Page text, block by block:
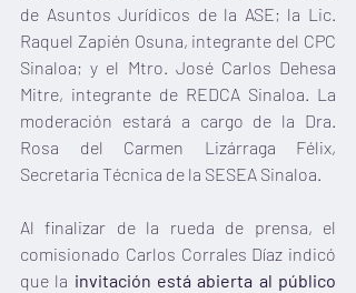
de Asuntos Jurídicos de la ASE; la Lic.
Raquel Zapién Osuna, integrante del CPC
Sinaloa; y el Mtro. José Carlos Dehesa
Mitre, integrante de REDCA Sinaloa. La
moderación estará a cargo de la Dra.
Rosa del Carmen Lizárraga Félix,
Secretaria Técnica de la SESEA Sinaloa.
Al finalizar de la rueda de prensa, el
comisionado Carlos Corrales Díaz indicó
que la invitación está abierta al público